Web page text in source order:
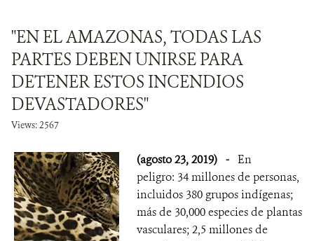
"EN EL AMAZONAS, TODAS LAS
PARTES DEBEN UNIRSE PARA
DETENER ESTOS INCENDIOS
DEVASTADORES"
Views: 2567
(agosto 23, 2019) - En
peligro: 34 millones de personas,
incluidos 380 grupos indígenas;
más de 30,000 especies de plantas
vasculares; 2,5 millones de